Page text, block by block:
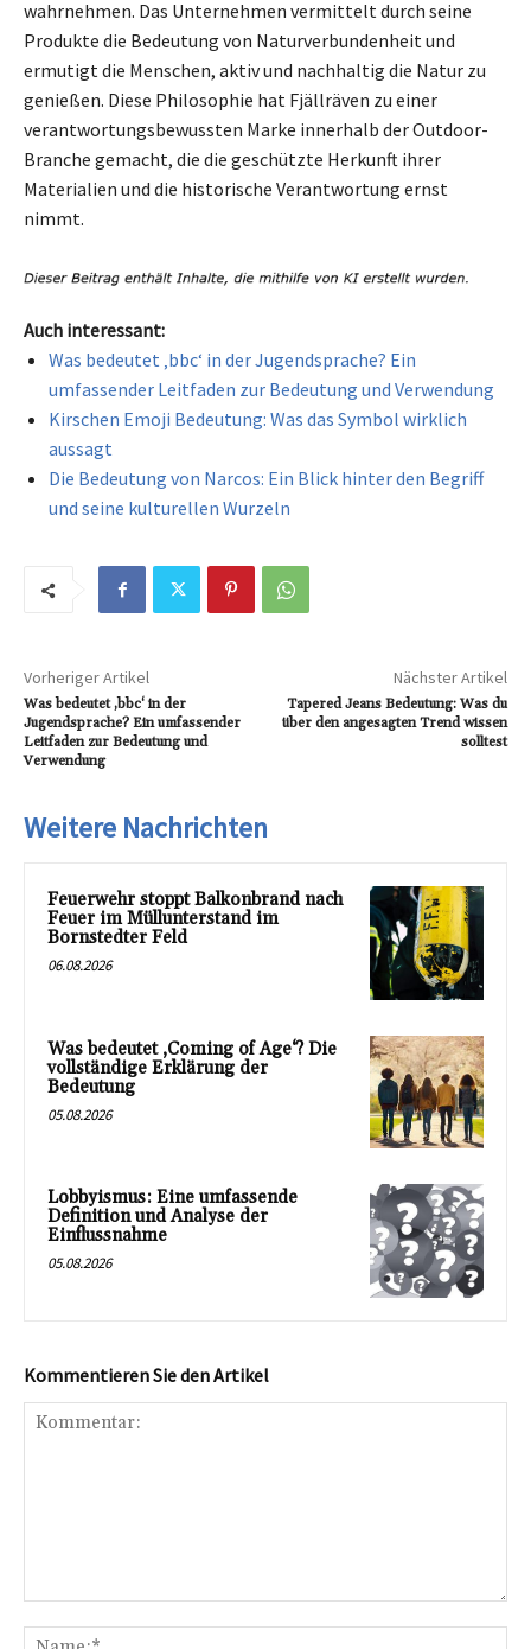
wahrnehmen. Das Unternehmen vermittelt durch seine
Produkte die Bedeutung von Naturverbundenheit und
ermutigt die Menschen, aktiv und nachhaltig die Natur zu
genießen. Diese Philosophie hat Fjällräven zu einer
verantwortungsbewussten Marke innerhalb der Outdoor-
Branche gemacht, die die geschützte Herkunft ihrer
Materialien und die historische Verantwortung ernst
nimmt.
Auch interessant:
Was bedeutet ‚bbc‘ in der Jugendsprache? Ein
umfassender Leitfaden zur Bedeutung und Verwendung
Kirschen Emoji Bedeutung: Was das Symbol wirklich
aussagt
Die Bedeutung von Narcos: Ein Blick hinter den Begriff
und seine kulturellen Wurzeln
Vorheriger Artikel
Was bedeutet ‚bbc‘ in der
Jugendsprache? Ein umfassender
Leitfaden zur Bedeutung und
Verwendung
Nächster Artikel
Tapered Jeans Bedeutung: Was du
über den angesagten Trend wissen
solltest
Weitere Nachrichten
Feuerwehr stoppt Balkonbrand nach
Feuer im Müllunterstand im
Bornstedter Feld
06.08.2026
Was bedeutet ‚Coming of Age‘? Die
vollständige Erklärung der
Bedeutung
05.08.2026
Lobbyismus: Eine umfassende
Definition und Analyse der
Einflussnahme
05.08.2026
Kommentieren Sie den Artikel